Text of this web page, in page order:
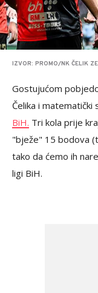
IZVOR: PROMO/NK ČELIK
Gostujućom
Čelika i matematički
BiH. Tri kola prije
"bježe" 15 bodova
tako da ćemo ih
ligi BiH.